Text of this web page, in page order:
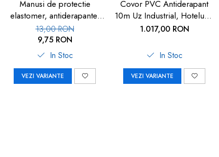
Manusi de protectie
elastomer, antiderapante,
set 100 buc
13,00 RON
9,75 RON
In Stoc
VEZI VARIANTE
Covor PVC Antiderapant
10m Uz Industrial, Hoteluri |
Carboysafety
1.017,00 RON
In Stoc
VEZI VARIANTE